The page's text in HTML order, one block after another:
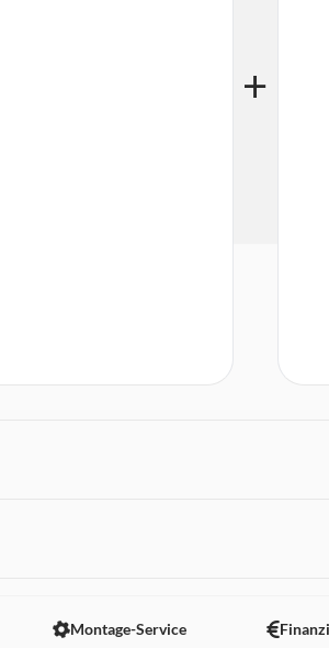
Montage-Service